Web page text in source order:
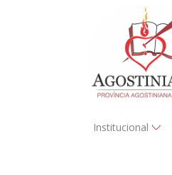
Institucional